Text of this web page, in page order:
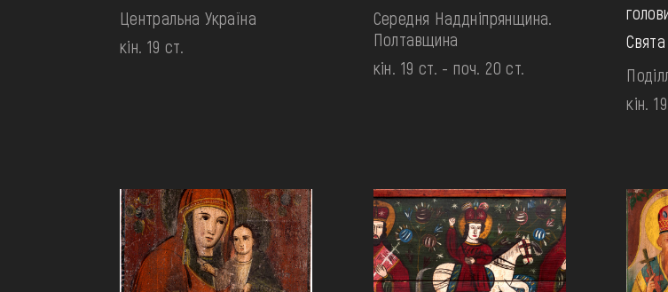
Центральна Україна
кін. 19 ст.
Середня Наддніпрянщина.
Полтавщина
кін. 19 ст. - поч. 20 ст.
кін.